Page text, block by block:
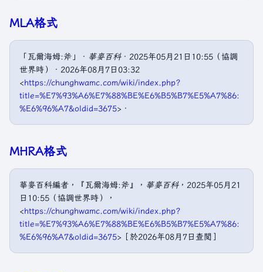
MLA格式
「瓦爾海姆:斧」． 華麥百科．2025年05月21日10:55（協調
世界時）．2026年08月7日03:32
<https://chunghwamc.com/wiki/index.php?
title=%E7%93%A6%E7%88%BE%E6%B5%B7%E5%A7%86:
%E6%96%A7&oldid=3675>．
MHRA格式
華麥百科編者，『瓦爾海姆:斧』， 華麥百科，2025年05月21
日10:55（協調世界時），
<https://chunghwamc.com/wiki/index.php?
title=%E7%93%A6%E7%88%BE%E6%B5%B7%E5%A7%86:
%E6%96%A7&oldid=3675>［於2026年08月7日查閲］